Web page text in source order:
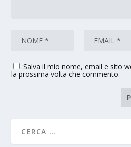
Salva il mio nome, email e sito
la prossima volta che commento.